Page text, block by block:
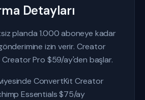
Detayları
planda 1.000 aboneye kadar
izin verir. Creator
Creator Pro $59/ay'den başlar.
ConvertKit Creator
Essentials $75/ay